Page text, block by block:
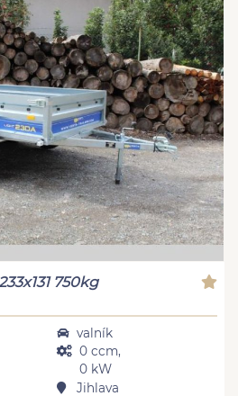
750kg
valník
0 ccm,
0 kW
Jihlava